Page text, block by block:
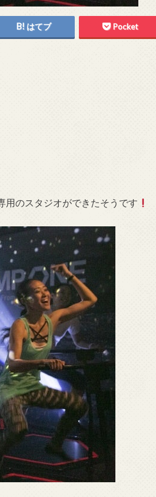
はてブ Pocket
用のスタジオができたそうです